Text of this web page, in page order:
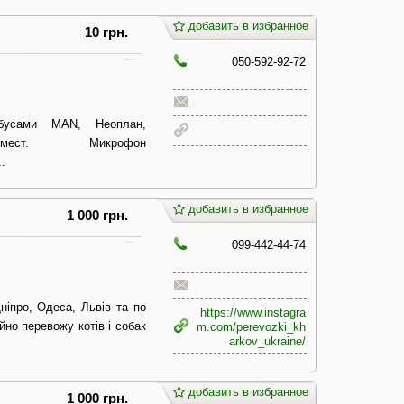
10 грн.
МАN, Неоплан,
Микрофон
добавить в избранное
050-592-92-72
1 000 грн.
Одеса, Львів та по
перевожу котів і собак
добавить в избранное
099-442-44-74
https://www.instagra
m.com/perevozki_kh
arkov_ukraine/
1 000 грн. добавить в избранное